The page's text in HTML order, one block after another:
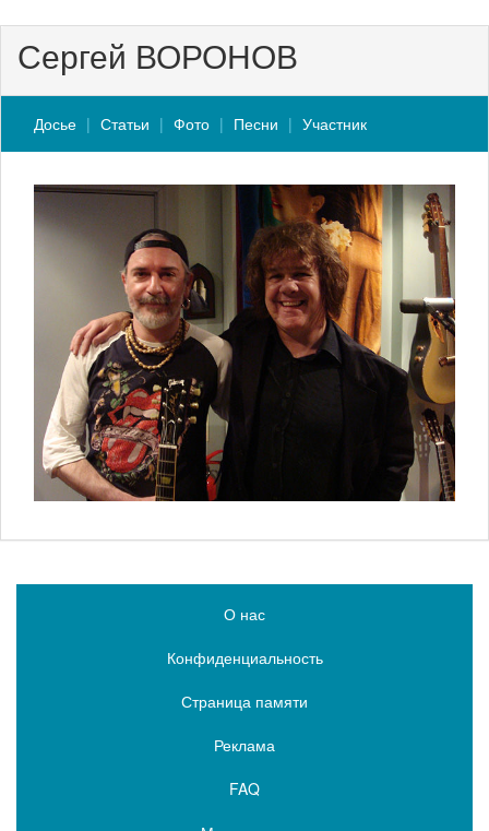
Сергей ВОРОНОВ
Досье Статьи Фото Песни Участник
О нас
Конфиденциальность
Страница памяти
Реклама
FAQ